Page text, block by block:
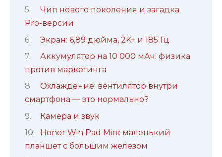
Чип нового поколения и загадка
Pro-версии
Экран: 6,89 дюйма, 2K+ и 185 Гц
Аккумулятор на 10 000 мАч: физика
против маркетинга
Охлаждение: вентилятор внутри
смартфона — это нормально?
Камера и звук
Honor Win Pad Mini: маленький
планшет с большим железом